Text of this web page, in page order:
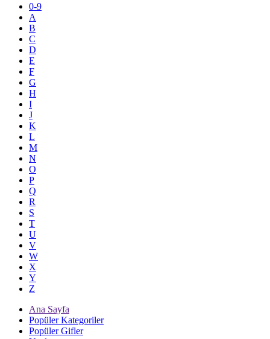
0-9
A
B
C
D
E
F
G
H
I
J
K
L
M
N
O
P
Q
R
S
T
U
V
W
X
Y
Z
Ana Sayfa
Popüler Kategoriler
Popüler Gifler